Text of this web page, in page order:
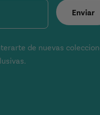
Enviar
de nuevas